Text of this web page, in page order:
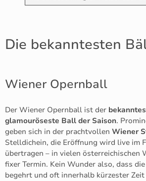
Die bekanntesten
Wiener Opernball
Der Wiener Opernball ist der
glamouröseste Ball der Saison.
geben sich in der prachtvollen Wiener
Stelldichein, die Eröffnung wird live im
übertragen – in vielen österreichischen
fixer Termin. Kein Wunder also, dass
begehrt und oft innerhalb kürzester